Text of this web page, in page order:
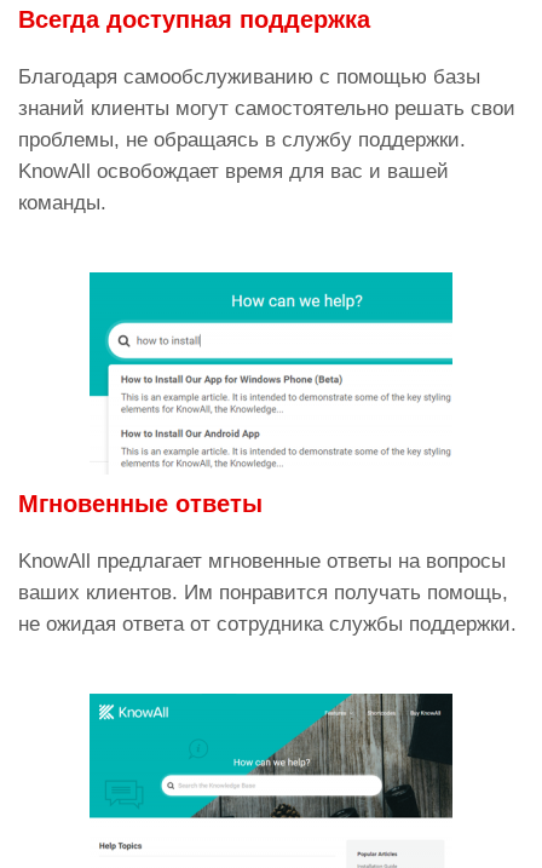
Всегда доступная поддержка
Благодаря самообслуживанию с помощью базы
знаний клиенты могут самостоятельно решать свои
проблемы, не обращаясь в службу поддержки.
KnowAll освобождает время для вас и вашей
команды.
Мгновенные ответы
KnowAll предлагает мгновенные ответы на вопросы
ваших клиентов. Им понравится получать помощь,
не ожидая ответа от сотрудника службы поддержки.